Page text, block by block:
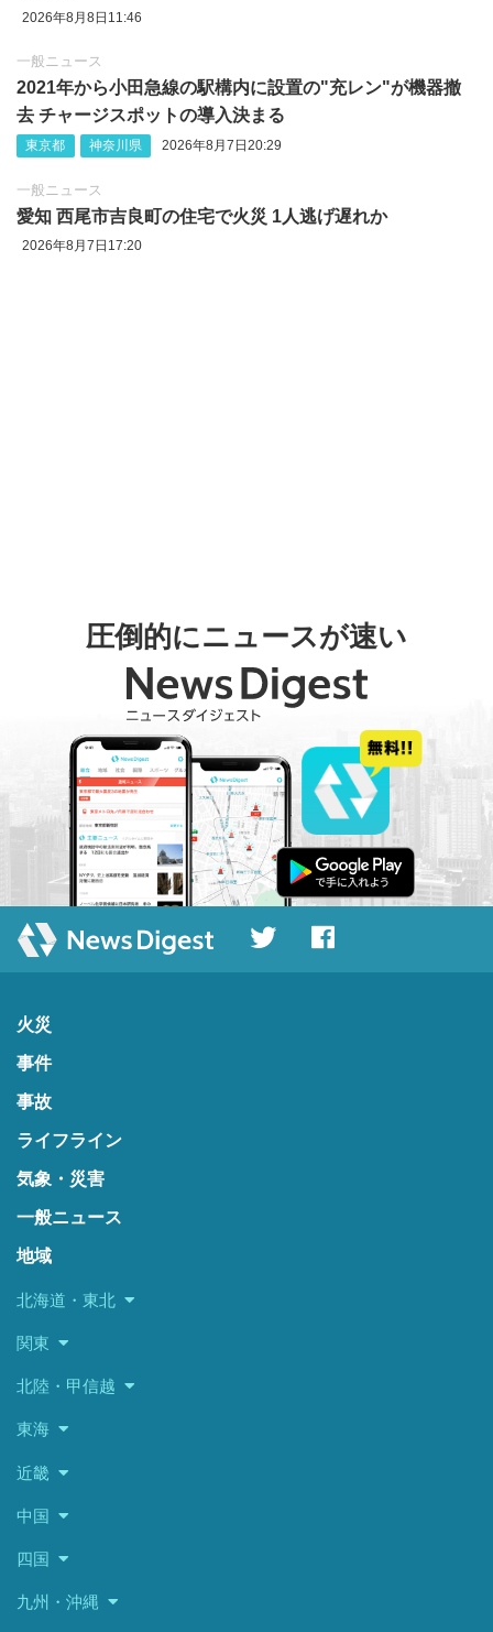
2026年8月8日11:46
一般ニュース
2021年から小田急線の駅構内に設置の"充レン"が機器撤
去 チャージスポットの導入決まる
東京都 神奈川県 2026年8月7日20:29
一般ニュース
愛知 西尾市吉良町の住宅で火災 1人逃げ遅れか
2026年8月7日17:20
圧倒的にニュースが速い
火災
事件
事故
ライフライン
気象・災害
一般ニュース
地域
北海道・東北
関東
北陸・甲信越
東海
近畿
中国
四国
九州・沖縄